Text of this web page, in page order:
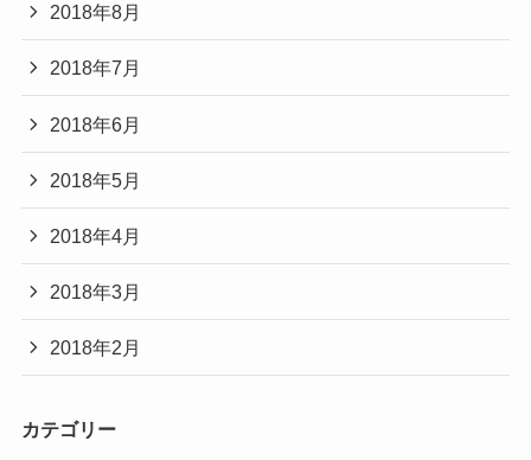
2018年8月
2018年7月
2018年6月
2018年5月
2018年4月
2018年3月
2018年2月
カテゴリー